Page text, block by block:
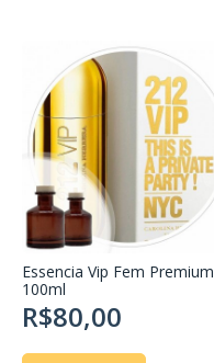
Essencia Vip Fem Premium
100ml
R$80,00